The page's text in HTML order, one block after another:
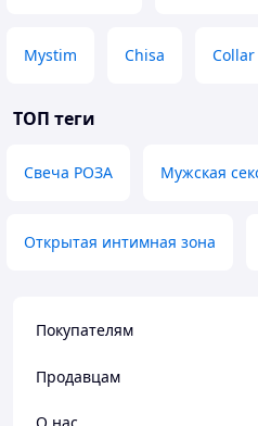
Mystim Chisa Collar
ТОП теги
Свеча РОЗА Мужская
Открытая интимная зона
Покупателям
Продавцам